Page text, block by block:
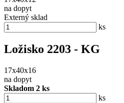
na dopyt
Externý sklad
ks
Ložisko 2203 - KG
17x40x16
na dopyt
Skladom 2 ks
ks